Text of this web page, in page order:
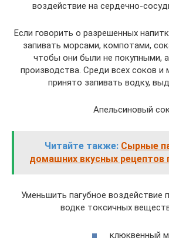
воздействие на сердечно-
Если говорить о разрешенных
запивать морсами, компотами,
чтобы они были не покупными,
производства. Среди всех соков
принято запивать водку,
Апельсиновый
Читайте также: Сырные
домашних вкусных рецептов
Уменьшить пагубное воздействие
водке токсичных
клюквенный